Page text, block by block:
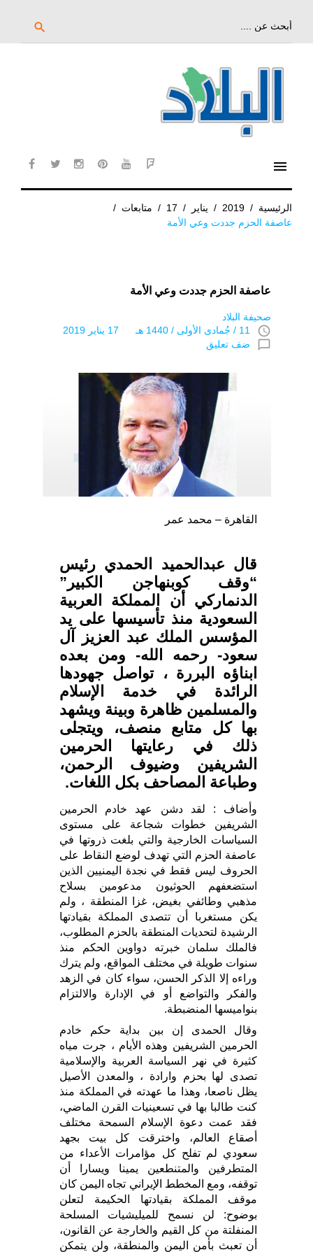
search
menu
الرئيسية /
2019
/ يناير /
17
/ متابعات /
عاصفة الحزم جددت وعي الأمة
عاصفة الحزم جددت وعي الأمة
صحيفة البلاد
access_time 11 / جُمادى اﻷولى / 1440 هـ 17 يناير 2019
chat_bubble_outline ضف تعليق
القاهرة – محمد عمر
قال عبدالحميد الحمدي رئيس
“وقف كوبنهاجن الكبير”
الدنماركي أن المملكة العربية
السعودية منذ تأسيسها على يد
المؤسس الملك عبد العزيز آل
سعود- رحمه الله- ومن بعده
ابناؤه البررة ، تواصل جهودها
الرائدة في خدمة الإسلام
والمسلمين ظاهرة وبينة ويشهد
بها كل متابع منصف، ويتجلى
ذلك في رعايتها الحرمين
الشريفين وضيوف الرحمن،
وطباعة المصاحف بكل اللغات.
وأضاف : لقد دشن عهد خادم الحرمين
الشريفين خطوات شجاعة على مستوى
السياسات الخارجية والتي بلغت ذروتها في
عاصفة الحزم التي تهدف لوضع النقاط على
الحروف ليس فقط في نجدة اليمنيين الذين
استضعفهم الحوثيون مدعومين بسلاح
مذهبي وطائفي بغيض، غزا المنطقة ، ولم
يكن مستغربا أن تتصدى المملكة بقيادتها
الرشيدة لتحديات المنطقة بالحزم المطلوب،
فالملك سلمان خبرته دواوين الحكم منذ
سنوات طويلة في مختلف المواقع، ولم يترك
وراءه إلا الذكر الحسن، سواء كان في الزهد
والفكر والتواضع أو في الإدارة والالتزام
بنواميسها المنضبطة.
وقال الحمدى إن بين بداية حكم خادم
الحرمين الشريفين وهذه الأيام ، جرت مياه
كثيرة في نهر السياسة العربية والإسلامية
تصدى لها بحزم وارادة ، والمعدن الأصيل
يظل ناصعا، وهذا ما عهدته في المملكة منذ
كنت طالبا بها في تسعينيات القرن الماضي،
فقد عمت دعوة الإسلام السمحة مختلف
أصقاع العالم، واخترقت كل بيت بجهد
سعودي لم تفلح كل مؤامرات الأعداء من
المتطرفين والمتنطعين يمينا ويسارا أن
توقفه، ومع المخطط الإيراني تجاه اليمن كان
موقف المملكة بقيادتها الحكيمة لتعلن
بوضوح: لن نسمح للميليشيات المسلحة
المنفلتة من كل القيم والخارجة عن القانون،
أن تعبث بأمن اليمن والمنطقة، ولن يتمكن